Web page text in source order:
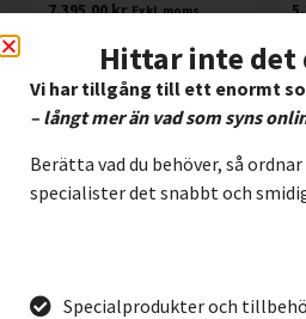
7.395,00kr Exkl. moms
Lägg I Kundvagn
Offertförfrågan
Hittar inte det
Vi har tillgång till ett enormt
– långt mer än vad som syns
Berätta vad du behöver, så ordnar
specialister det snabbt och
Specialprodukter och